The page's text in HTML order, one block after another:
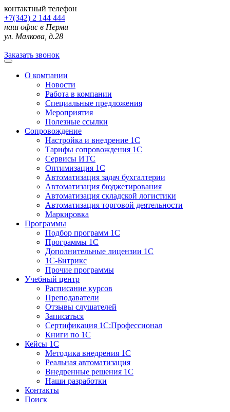
контактный телефон
+7(342) 2 144 444
наш офис в Перми
ул. Малкова, д.28
Заказать звонок
О компании
Новости
Работа в компании
Специальные предложения
Мероприятия
Полезные ссылки
Сопровождение
Настройка и внедрение 1С
Тарифы сопровождения 1С
Сервисы ИТС
Оптимизация 1С
Автоматизация задач бухгалтерии
Автоматизация бюджетирования
Автоматизация складской логистики
Автоматизация торговой деятельности
Маркировка
Программы
Подбор программ 1С
Программы 1С
Дополнительные лицензии 1С
1С-Битрикс
Прочие программы
Учебный центр
Расписание курсов
Преподаватели
Отзывы слушателей
Записаться
Сертификация 1С:Профессионал
Книги по 1С
Кейсы 1С
Методика внедрения 1С
Реальная автоматизация
Внедренные решения 1С
Наши разработки
Контакты
Поиск